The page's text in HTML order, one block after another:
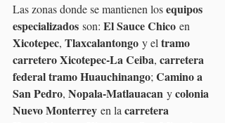
Las zonas donde se mantienen los equipos
especializados son: El Sauce Chico en
Xicotepec, Tlaxcalantongo y el tramo
carretero Xicotepec-La Ceiba, carretera
federal tramo Huauchinango; Camino a
San Pedro, Nopala-Matlauacan y colonia
Nuevo Monterrey en la carretera